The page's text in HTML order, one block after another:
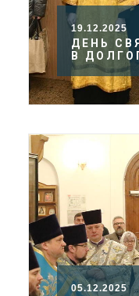
19.12.2025
ДЕНЬ
В
05.12.2025